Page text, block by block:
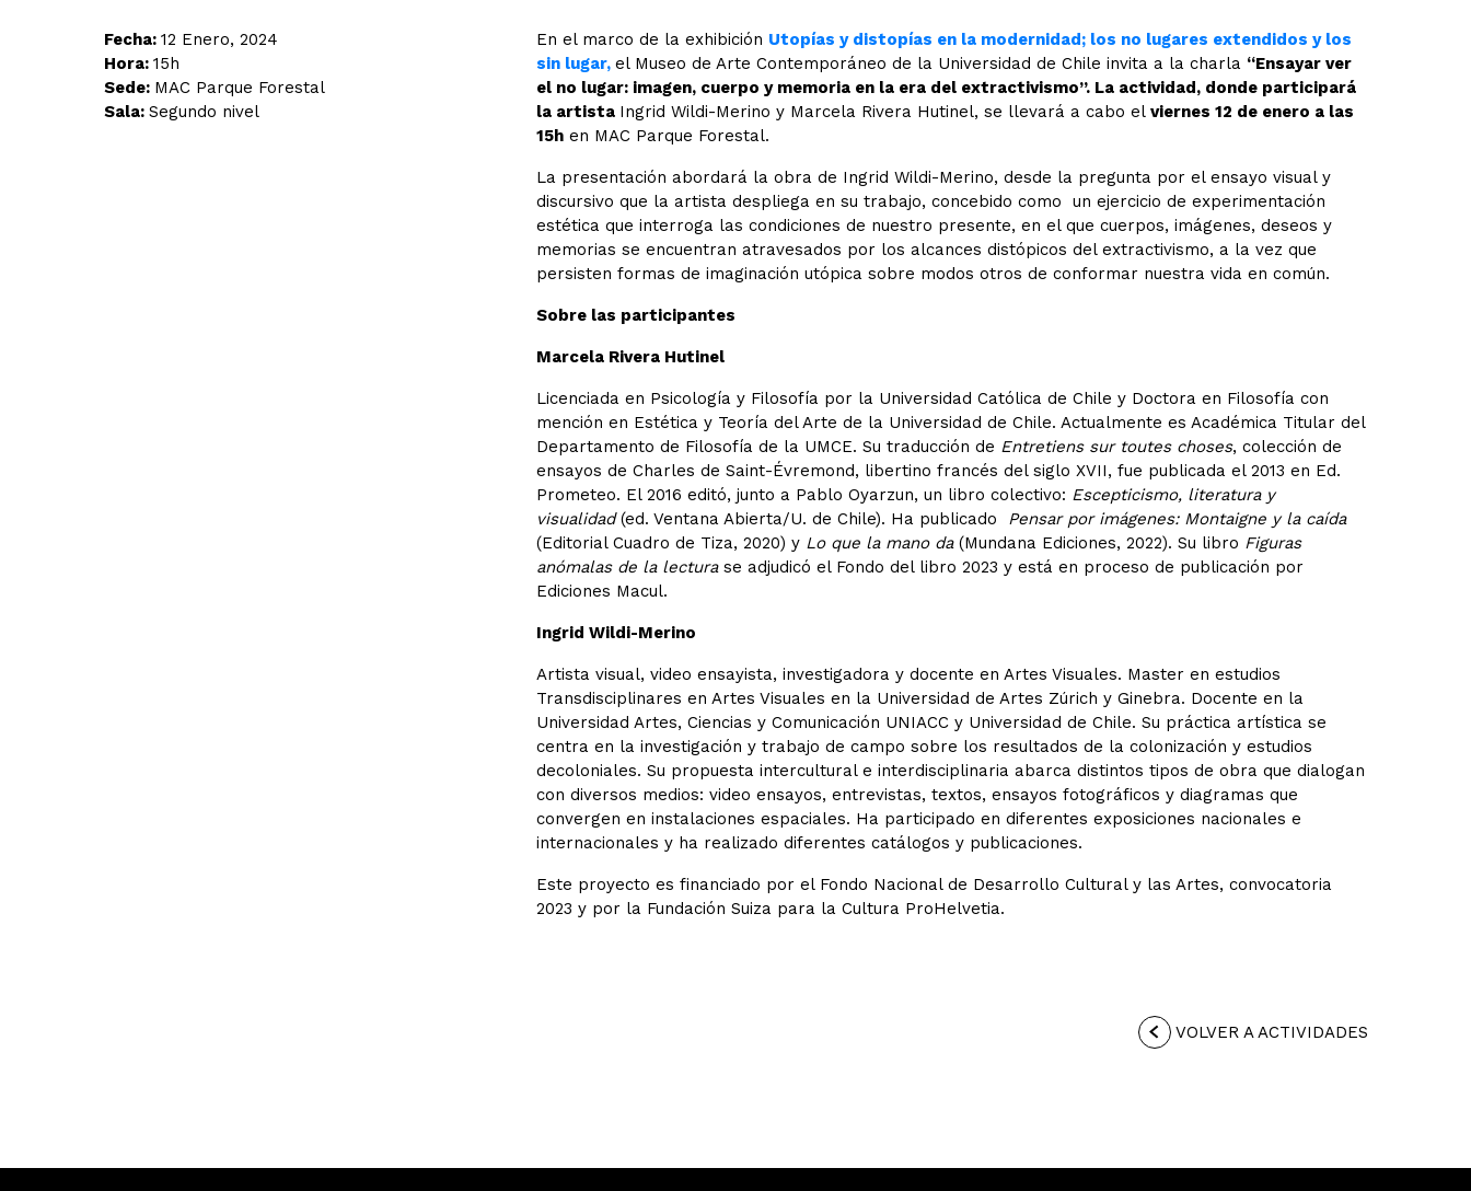
Fecha: 12 Enero, 2024
Hora: 15h
Sede: MAC Parque Forestal
Sala: Segundo nivel
En el marco de la exhibición Utopías y distopías en la modernidad; los no lugares extendidos y los
sin lugar, el Museo de Arte Contemporáneo de la Universidad de Chile invita a la charla “Ensayar ver
el no lugar: imagen, cuerpo y memoria en la era del extractivismo”. La actividad, donde participará
la artista Ingrid Wildi-Merino y Marcela Rivera Hutinel, se llevará a cabo el viernes 12 de enero a las
15hen MAC Parque Forestal.
La presentación abordará la obra de Ingrid Wildi-Merino, desde la pregunta por el ensayo visual y
discursivo que la artista despliega en su trabajo, concebido como un ejercicio de experimentación
estética que interroga las condiciones de nuestro presente, en el que cuerpos, imágenes, deseos y
memorias se encuentran atravesados por los alcances distópicos del extractivismo, a la vez que
persisten formas de imaginación utópica sobre modos otros de conformar nuestra vida en común.
Sobre las participantes
Marcela Rivera Hutinel
Licenciada en Psicología y Filosofía por la Universidad Católica de Chile y Doctora en Filosofía con
mención en Estética y Teoría del Arte de la Universidad de Chile. Actualmente es Académica Titular del
Departamento de Filosofía de la UMCE. Su traducción de Entretiens sur toutes choses, colección de
ensayos de Charles de Saint-Évremond, libertino francés del siglo XVII, fue publicada el 2013 en Ed.
Prometeo. El 2016 editó, junto a Pablo Oyarzun, un libro colectivo: Escepticismo, literatura y
visualidad(ed. Ventana Abierta/U. de Chile). Ha publicado Pensar por imágenes: Montaigne y la caída
(Editorial Cuadro de Tiza, 2020) y Lo que la mano da(Mundana Ediciones, 2022). Su libro Figuras
anómalas de la lectura se adjudicó el Fondo del libro 2023 y está en proceso de publicación por
Ediciones Macul.
Ingrid Wildi-Merino
Artista visual, video ensayista, investigadora y docente en Artes Visuales. Master en estudios
Transdisciplinares en Artes Visuales en la Universidad de Artes Zúrich y Ginebra. Docente en la
Universidad Artes, Ciencias y Comunicación UNIACC y Universidad de Chile. Su práctica artística se
centra en la investigación y trabajo de campo sobre los resultados de la colonización y estudios
decoloniales. Su propuesta intercultural e interdisciplinaria abarca distintos tipos de obra que dialogan
con diversos medios: video ensayos, entrevistas, textos, ensayos fotográficos y diagramas que
convergen en instalaciones espaciales. Ha participado en diferentes exposiciones nacionales e
internacionales y ha realizado diferentes catálogos y publicaciones.
Este proyecto es financiado por el Fondo Nacional de Desarrollo Cultural y las Artes, convocatoria
2023 y por la Fundación Suiza para la Cultura ProHelvetia.
VOLVER A ACTIVIDADES